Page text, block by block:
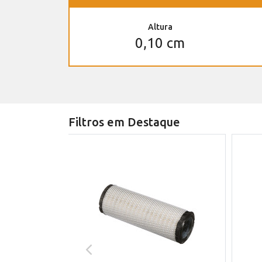
Altura
0,10 cm
Filtros em Destaque